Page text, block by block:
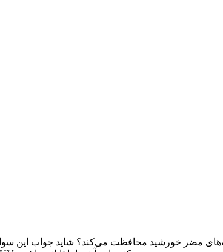
مضر خورشید محافظت می‌کند؟ شاید جواب این سوال